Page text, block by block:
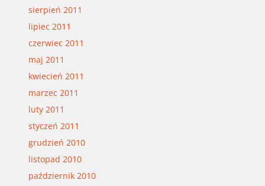
sierpień 2011
lipiec 2011
czerwiec 2011
maj 2011
kwiecień 2011
marzec 2011
luty 2011
styczeń 2011
grudzień 2010
listopad 2010
październik 2010